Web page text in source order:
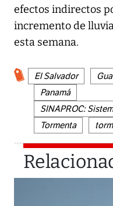
efectos indirectos
incremento de
esta semana.
El Salvador
Panamá
SINAPROC:
Tormenta